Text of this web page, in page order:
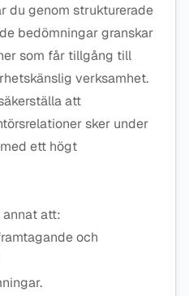
du genom strukturerade
bedömningar granskar
som får tillgång till
verksamhet.
att
sker under
ett högt
att:
och